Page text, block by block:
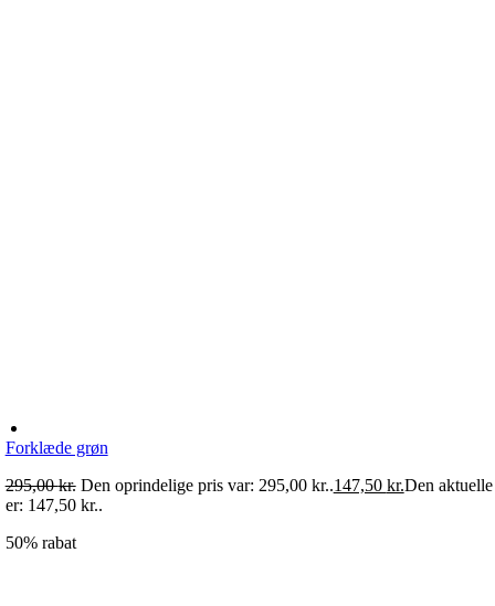
Forklæde grøn
295,00kr. Den oprindelige pris var: 295,00 kr..147,50 kr.Den
er: 147,50 kr..
50% rabat